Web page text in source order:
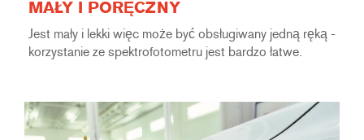
MAŁY I PORĘCZNY
Jest mały i lekki więc może być obsługiwany jedną ręką -
korzystanie ze spektrofotometru jest bardzo łatwe.